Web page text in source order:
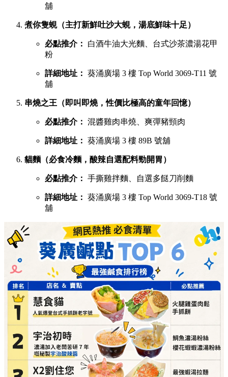
舖
煮你隻蜆（主打新鮮吐沙大蜆，湯底鮮味十足）
必點推介：
白酒牛油大光麵、台式沙茶濃湯花甲
粉
詳細地址： 葵涌廣場 3 樓 Top World 3069-T11 號
舖
串燒之王（即叫即燒，性價比極高的童年回憶）
必點推介： 混醬雞肉串燒、爽彈豬頸肉
詳細地址： 葵涌廣場 3 樓 89B 號舖
貓麵（必食冷麵，酸辣自選配料勁開胃）
必點推介： 手撕雞拌麵、自選多餸刀削麵
詳細地址： 葵涌廣場 3 樓 Top World 3069-T18 號
舖